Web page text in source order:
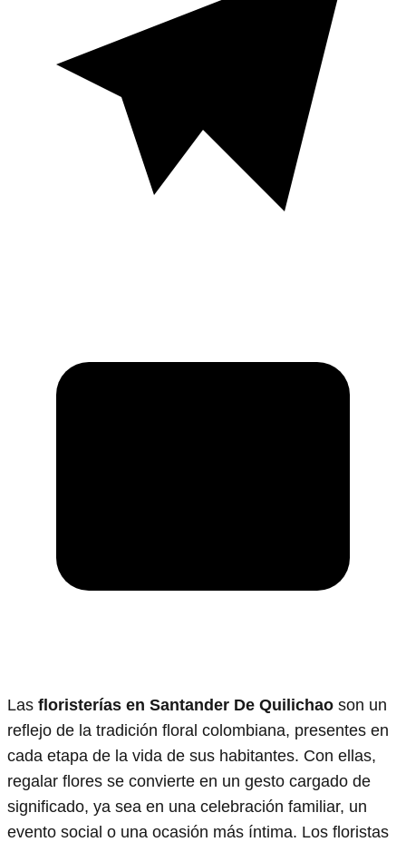
Las floristerías en Santander De Quilichao son un
reflejo de la tradición floral colombiana, presentes en
cada etapa de la vida de sus habitantes. Con ellas,
regalar flores se convierte en un gesto cargado de
significado, ya sea en una celebración familiar, un
evento social o una ocasión más íntima. Los floristas